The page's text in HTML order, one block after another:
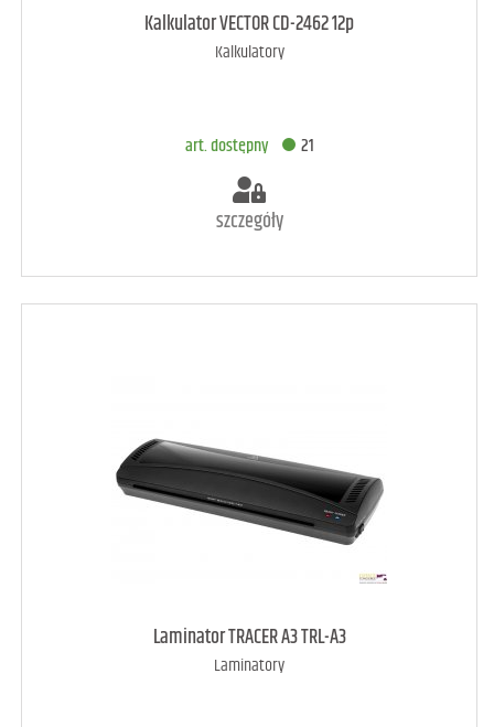
art. dostępny 10
Kalkulator VECTOR CD-2462 12p
Kalkulatory
art. dostępny 21
szczegóły
art. dostępny 21
Laminator TRACER A3 TRL-A3
Laminatory